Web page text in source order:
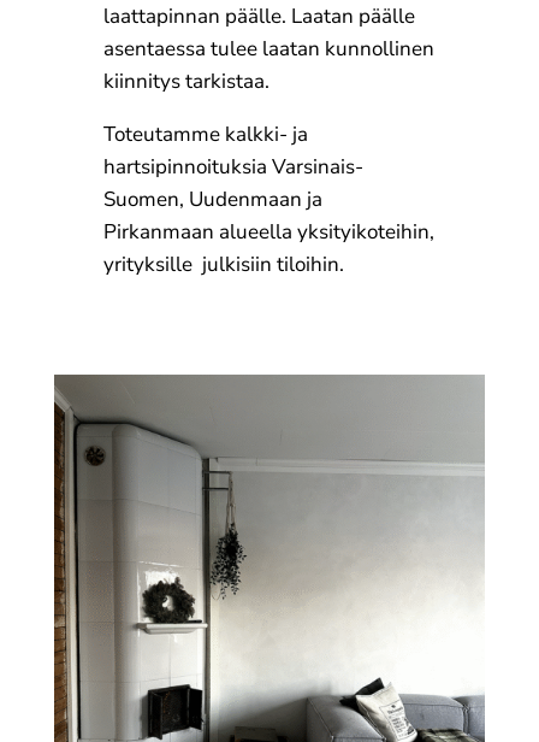
laattapinnan päälle. Laatan päälle
asentaessa tulee laatan kunnollinen
kiinnitys tarkistaa.
Toteutamme kalkki- ja
hartsipinnoituksia Varsinais-
Suomen, Uudenmaan ja
Pirkanmaan alueella yksityikoteihin,
yrityksille julkisiin tiloihin.